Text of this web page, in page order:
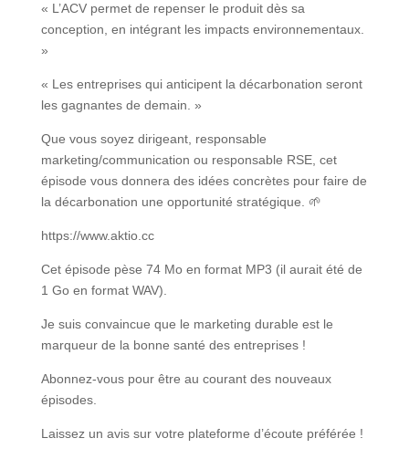
« L’ACV permet de repenser le produit dès sa
conception, en intégrant les impacts environnementaux.
»
« Les entreprises qui anticipent la décarbonation seront
les gagnantes de demain. »
Que vous soyez dirigeant, responsable
marketing/communication ou responsable RSE, cet
épisode vous donnera des idées concrètes pour faire de
la décarbonation une opportunité stratégique. 🌱
https://www.aktio.cc
Cet épisode pèse 74 Mo en format MP3 (il aurait été de
1 Go en format WAV).
Je suis convaincue que le marketing durable est le
marqueur de la bonne santé des entreprises !
Abonnez-vous pour être au courant des nouveaux
épisodes.
Laissez un avis sur votre plateforme d’écoute préférée !